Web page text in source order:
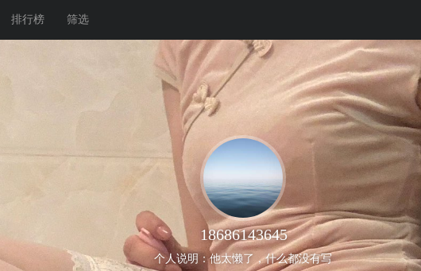
排行榜 筛选
18686143645
个人说明：他太懒了，什么都没有写